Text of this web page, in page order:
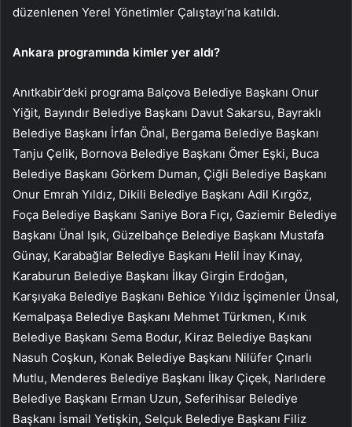
düzenlenen Yerel Yönetimler Çalıştayı’na katıldı.
Ankara programında kimler yer aldı?
Anıtkabir’deki programa Balçova Belediye Başkanı Onur
Yiğit, Bayındır Belediye Başkanı Davut Sakarsu, Bayraklı
Belediye Başkanı İrfan Önal, Bergama Belediye Başkanı
Tanju Çelik, Bornova Belediye Başkanı Ömer Eşki, Buca
Belediye Başkanı Görkem Duman, Çiğli Belediye Başkanı
Onur Emrah Yıldız, Dikili Belediye Başkanı Adil Kırgöz,
Foça Belediye Başkanı Saniye Bora Fıçı, Gaziemir Belediye
Başkanı Ünal Işık, Güzelbahçe Belediye Başkanı Mustafa
Günay, Karabağlar Belediye Başkanı Helil İnay Kınay,
Karaburun Belediye Başkanı İlkay Girgin Erdoğan,
Karşıyaka Belediye Başkanı Behice Yıldız İşçimenler Ünsal,
Kemalpaşa Belediye Başkanı Mehmet Türkmen, Kınık
Belediye Başkanı Sema Bodur, Kiraz Belediye Başkanı
Nasuh Coşkun, Konak Belediye Başkanı Nilüfer Çınarlı
Mutlu, Menderes Belediye Başkanı İlkay Çiçek, Narlıdere
Belediye Başkanı Erman Uzun, Seferihisar Belediye
Başkanı İsmail Yetişkin, Selçuk Belediye Başkanı Filiz